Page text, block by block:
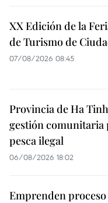
XX Edición de la
de Turismo de
07/08/2026 08:45
Provincia de Ha
gestión comunitaria
pesca ilegal
06/08/2026 18:02
Emprenden